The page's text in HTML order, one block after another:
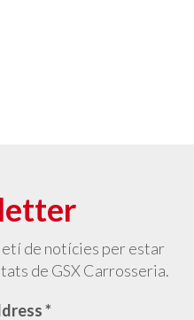
de notícies per estar
de GSX Carrosseria.
*